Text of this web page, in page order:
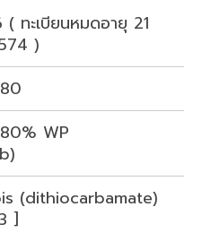
ทะเบียนหมดอายุ 21
)
WP
(dithiocarbamate)
]